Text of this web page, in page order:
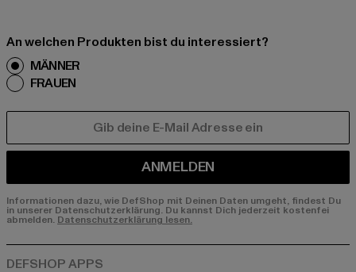
An welchen Produkten bist du interessiert?
MÄNNER
FRAUEN
ANMELDEN
Informationen dazu, wie DefShop mit Deinen Daten umgeht, findest Du
in unserer Datenschutzerklärung. Du kannst Dich jederzeit kostenfei
abmelden. Datenschutzerklärung lesen.